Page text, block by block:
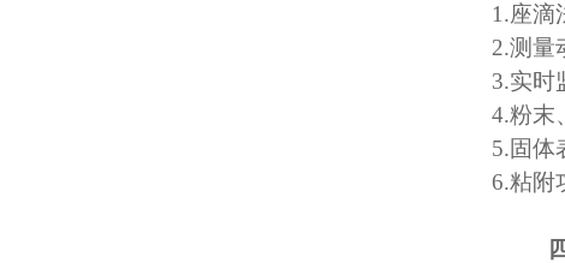
1.座滴
2.测量
3.实时
4.粉末
5.固体
6.粘附